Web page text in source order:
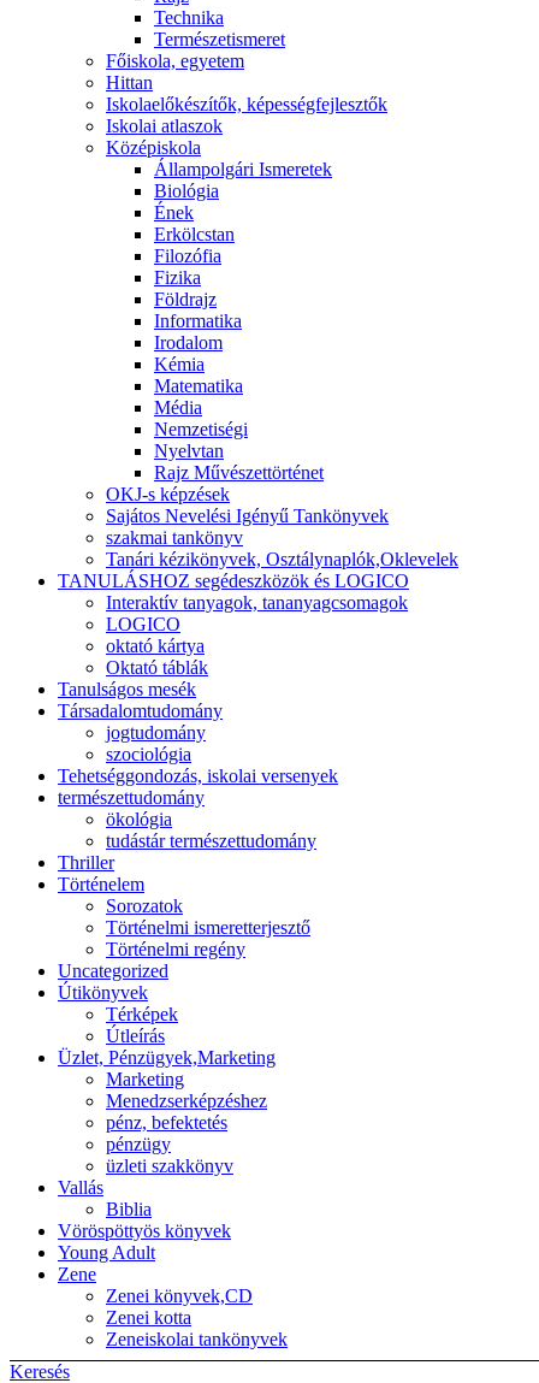
Keresés
Technika
Természetismeret
Főiskola, egyetem
Hittan
Iskolaelőkészítők, képességfejlesztők
Iskolai atlaszok
Középiskola
Állampolgári Ismeretek
Biológia
Ének
Erkölcstan
Filozófia
Fizika
Földrajz
Informatika
Irodalom
Kémia
Matematika
Média
Nemzetiségi
Nyelvtan
Rajz Művészettörténet
OKJ-s képzések
Sajátos Nevelési Igényű Tankönyvek
szakmai tankönyv
Tanári kézikönyvek, Osztálynaplók,Oklevelek
TANULÁSHOZ segédeszközök és LOGICO
Interaktív tanyagok, tananyagcsomagok
LOGICO
oktató kártya
Oktató táblák
Tanulságos mesék
Társadalomtudomány
jogtudomány
szociológia
Tehetséggondozás, iskolai versenyek
természettudomány
ökológia
tudástár természettudomány
Thriller
Történelem
Sorozatok
Történelmi ismeretterjesztő
Történelmi regény
Uncategorized
Útikönyvek
Térképek
Útleírás
Üzlet, Pénzügyek,Marketing
Marketing
Menedzserképzéshez
pénz, befektetés
pénzügy
üzleti szakkönyv
Vallás
Biblia
Vöröspöttyös könyvek
Young Adult
Zene
Zenei könyvek,CD
Zenei kotta
Zeneiskolai tankönyvek